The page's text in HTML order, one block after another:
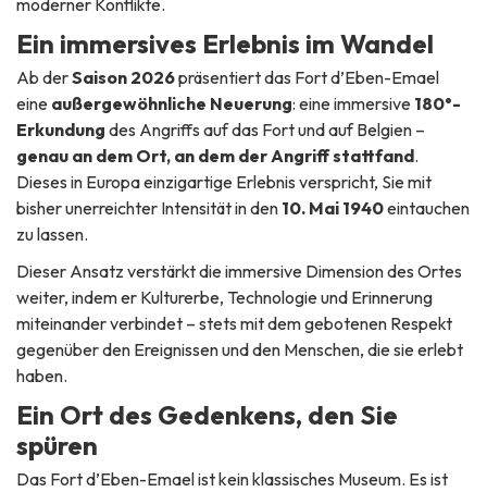
Ein immersives Erlebnis im Wandel
Ab derSaison 2026präsentiert das Fort d’Eben-Emael
eine außergewöhnliche Neuerung: eine immersive 180°-
Erkundung des Angriffs auf das Fort und auf Belgien –
genau an dem Ort, an dem der Angriff stattfand.
Dieses in Europa einzigartige Erlebnis verspricht, Sie mit
bisher unerreichter Intensität in den 10. Mai 1940eintauchen
zu lassen.
Dieser Ansatz verstärkt die immersive Dimension des Ortes
weiter, indem er Kulturerbe, Technologie und Erinnerung
miteinander verbindet – stets mit dem gebotenen Respekt
gegenüber den Ereignissen und den Menschen, die sie erlebt
haben.
Ein Ort des Gedenkens, den Sie
spüren
Das Fort d’Eben-Emael ist kein klassisches Museum. Es ist